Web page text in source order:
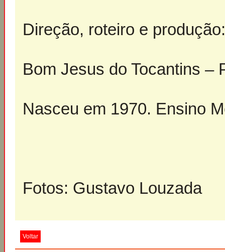
Direção, roteiro e
Bom Jesus do Tocantins –
Nasceu em 1970. Ensino
Fotos: Gustavo Louzada
Voltar